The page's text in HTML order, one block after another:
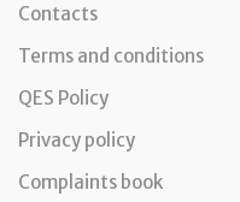
Contacts
Terms and conditions
QES Policy
Privacy policy
Complaints book